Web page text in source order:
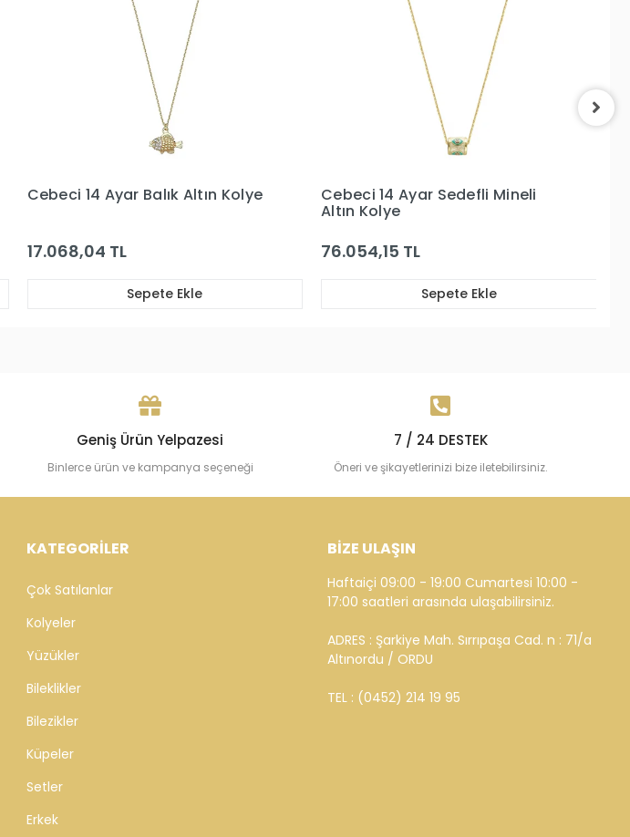
Cebeci 14 Ayar Sedefli Mineli
76.054,15 TL
Sepete Ekle
Cebeci 14 Ayar Carousel Çiçek
Altın Kolye
111.498,13 TL
Sepete Ekle
Geniş Ürün Yelpazesi
Binlerce ürün ve kampanya seçeneği
7 / 24 DESTEK
Öneri ve şikayetlerinizi bize iletebilirsiniz.
KATEGORİLER
Çok Satılanlar
Kolyeler
Yüzükler
Bileklikler
Bilezikler
Küpeler
Setler
Erkek
BİZE ULAŞIN
Haftaiçi 09:00 - 19:00 Cumartesi 10:00 -
17:00 saatleri arasında ulaşabilirsiniz.
ADRES : Şarkiye Mah. Sırrıpaşa Cad. n : 71/a
Altınordu / ORDU
TEL : (0452) 214 19 95